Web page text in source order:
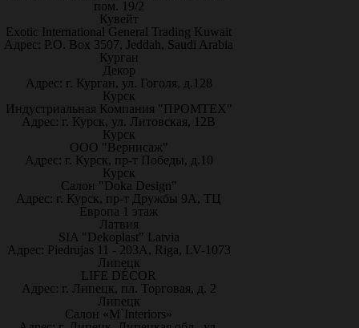
пом. 19/2
Кувейт
Exotic International General Trading Kuwait
Адрес: P.O. Box 3507, Jeddah, Saudi Arabia
Курган
Декор
Адрес: г. Курган, ул. Гоголя, д.128
Курск
Индустриальная Компания "ПРОМТЕХ"
Адрес: г. Курск, ул. Литовская, 12В
Курск
ООО "Вернисаж"
Адрес: г. Курск, пр-т Победы, д.10
Курск
Салон "Doka Design"
Адрес: г. Курск, пр-т Дружбы 9А, ТЦ
Европа 1 этаж
Латвия
SIA "Dekoplast" Latvia
Адрес: Piedrujas 11 - 203A, Riga, LV-1073
Липецк
LIFE DÉCOR
Адрес: г. Липецк, пл. Торговая, д. 2
Липецк
Салон «M`Interiors»